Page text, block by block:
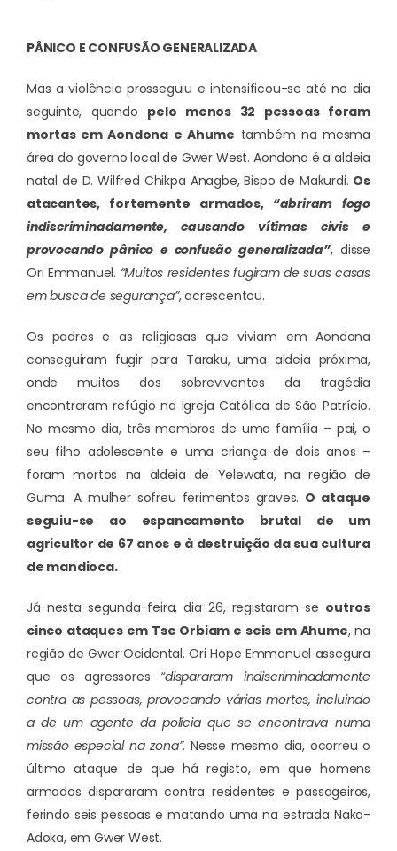
PÂNICO E CONFUSÃO GENERALIZADA
Mas a violência prosseguiu e intensificou-se até no dia
seguinte, quando pelo menos 32 pessoas foram
mortas em Aondona e Ahume também na mesma
área do governo local de Gwer West. Aondona é a aldeia
natal de D. Wilfred Chikpa Anagbe, Bispo de Makurdi. Os
atacantes, fortemente armados, “abriram fogo
indiscriminadamente, causando vítimas civis e
provocando pânico e confusão generalizada”, disse
Ori Emmanuel. “Muitos residentes fugiram de suas casas
em busca de segurança”, acrescentou.
Os padres e as religiosas que viviam em Aondona
conseguiram fugir para Taraku, uma aldeia próxima,
onde muitos dos sobreviventes da tragédia
encontraram refúgio na Igreja Católica de São Patrício.
No mesmo dia, três membros de uma família – pai, o
seu filho adolescente e uma criança de dois anos –
foram mortos na aldeia de Yelewata, na região de
Guma. A mulher sofreu ferimentos graves. O ataque
seguiu-se ao espancamento brutal de um
agricultor de 67 anos e à destruição da sua cultura
de mandioca.
Já nesta segunda-feira, dia 26, registaram-se outros
cinco ataques em Tse Orbiam e seis em Ahume, na
região de Gwer Ocidental. Ori Hope Emmanuel assegura
que os agressores “dispararam indiscriminadamente
contra as pessoas, provocando várias mortes, incluindo
a de um agente da polícia que se encontrava numa
missão especial na zona”. Nesse mesmo dia, ocorreu o
último ataque de que há registo, em que homens
armados dispararam contra residentes e passageiros,
ferindo seis pessoas e matando uma na estrada Naka-
Adoka, em Gwer West.